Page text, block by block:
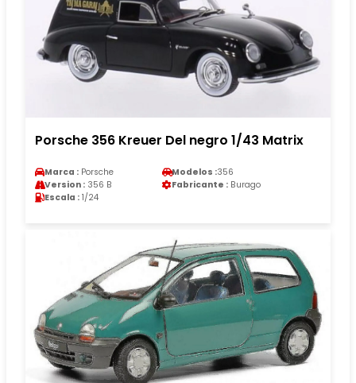
Porsche 356 Kreuer Del negro 1/43 Matrix
Marca : Porsche Modelos :356
Version : 356 B Fabricante : Burago
Escala : 1/24